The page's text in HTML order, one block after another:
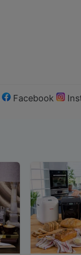
Facebook